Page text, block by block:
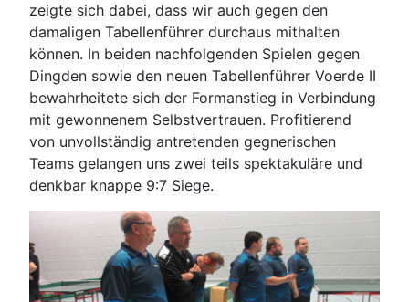
zeigte sich dabei, dass wir auch gegen den
damaligen Tabellenführer durchaus mithalten
können. In beiden nachfolgenden Spielen gegen
Dingden sowie den neuen Tabellenführer Voerde II
bewahrheitete sich der Formanstieg in Verbindung
mit gewonnenem Selbstvertrauen. Profitierend
von unvollständig antretenden gegnerischen
Teams gelangen uns zwei teils spektakuläre und
denkbar knappe 9:7 Siege.